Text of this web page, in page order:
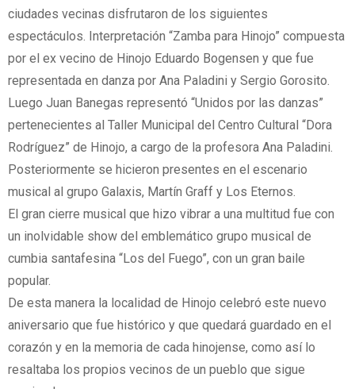
ciudades vecinas disfrutaron de los siguientes
espectáculos. Interpretación “Zamba para Hinojo” compuesta
por el ex vecino de Hinojo Eduardo Bogensen y que fue
representada en danza por Ana Paladini y Sergio Gorosito.
Luego Juan Banegas representó “Unidos por las danzas”
pertenecientes al Taller Municipal del Centro Cultural “Dora
Rodríguez” de Hinojo, a cargo de la profesora Ana Paladini.
Posteriormente se hicieron presentes en el escenario
musical al grupo Galaxis, Martín Graff y Los Eternos.
El gran cierre musical que hizo vibrar a una multitud fue con
un inolvidable show del emblemático grupo musical de
cumbia santafesina “Los del Fuego”, con un gran baile
popular.
De esta manera la localidad de Hinojo celebró este nuevo
aniversario que fue histórico y que quedará guardado en el
corazón y en la memoria de cada hinojense, como así lo
resaltaba los propios vecinos de un pueblo que sigue